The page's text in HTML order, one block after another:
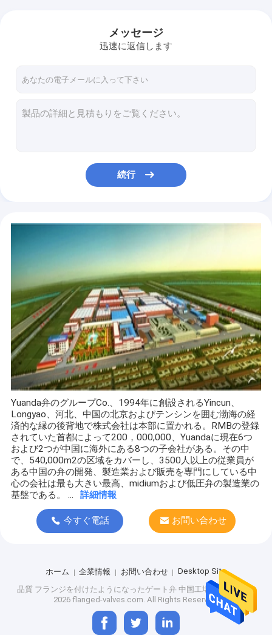
JIS PN1.0/PN1.6の炭素鋼のナイフのゲート弁、さびない2-12インチのナイフのゲート弁
さびない鋳鉄は単一の球PN10/PN16の標準空気弁のフランジを付けたようになった
鋳造物鋼鉄WCB 2ウエファーの逆止弁、APIのステンレス鋼の蝶タイプ逆止弁
1.6mpa/2.5mpa上昇の茎のゲート弁、耐久力のあるロシアWCBのゲート弁
F4/F5 DIN3352の金属のシールのゲート弁非上昇DN40-600水オイル
DIN 3352水はゲート弁水オイルのガスの炭素鋼のためのフランジを付けたようになった
10/20K WCBの炭素鋼の地球弁 2361の標準の高温
メッセージ
迅速に返信します
続行
Yuanda弁のグループCo.、1994年に創設されるYincun、
Longyao、河北、中国の北京およびテンシンを囲む渤海の経
済的な縁の後背地で株式会社は本部に置かれる。RMBの登録
されていた首都によって200，000,000、Yuandaに現在6つ
および2つが中国に海外にある8つの子会社がある。その中
で、540,000m2の区域をカバーし、3500人以上の従業員が
ある中国の弁の開発、製造業および販売を専門にしている中
心の会社は最も大きい最高、midiumおよび低圧弁の製造業の
基盤である。 ...
詳細情報
今すぐ電話 お問い合わせ
ホーム 企業情報 お問い合わせ Desktop Site
品質 フランジを付けたようになったゲート弁中国工場.Copyright ©
2026 flanged-valves.com. All Rights Reserved.